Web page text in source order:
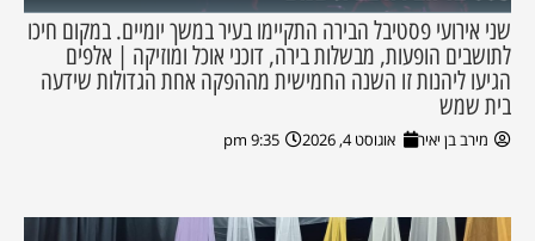
שני אירועי פסטיבל הבירה התקיימו בעיר במשך יומיים. במקום חיכו
לתושבים הופעות, מבשלות בירה, דוכני אוכל ומוזיקה | אלפים
הגיעו ליהנות זו השנה החמישית מההפקה אחת הגדולות שידעה
בית שמש
מירב בן יאיר אוגוסט 4, 2026 9:35 pm